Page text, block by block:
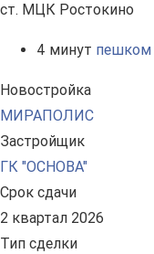
ст. МЦК Ростокино
4 минут пешком
Новостройка
МИРАПОЛИС
Застройщик
ГК "ОСНОВА"
Срок сдачи
2 квартал 2026
Тип сделки